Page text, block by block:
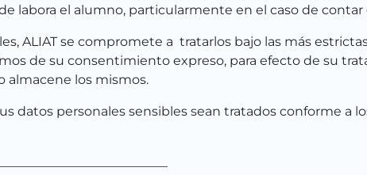
labora el alumno, particularmente en el caso de contar
ALIAT se compromete a tratarlos bajo las más
de su consentimiento expreso, para efecto de su
almacene los mismos.
datos personales sensibles sean tratados conforme a